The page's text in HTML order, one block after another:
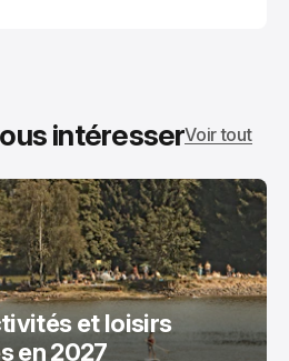
intéresserVoir tout
et loisirs
en 2027